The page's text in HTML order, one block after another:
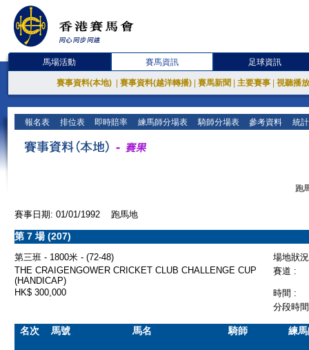
馬場活動 賽馬資訊 足球資訊
賽事資料(本地) 賽事資料(越洋轉播) 賽馬新聞 主要賽事 視聽播
報名表 排位表 即時賠率 練馬師分場表 騎師分場表 參考資料 統
跑
賽事日期: 01/01/1992 跑馬地
第 7 場 (207)
第三班 - 1800米 - (72-48)
場地狀
THE CRAIGENGOWER CRICKET CLUB CHALLENGE CUP
(HANDICAP)
賽道 :
HK$ 300,000
時間 :
分段時
名次 馬號 馬名 騎師 練